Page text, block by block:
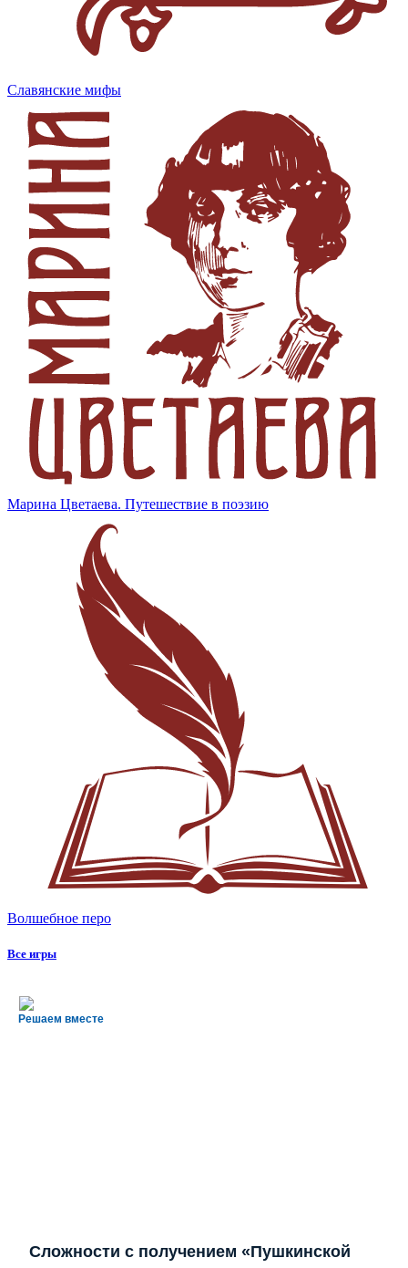
Славянские мифы
Марина Цветаева. Путешествие в поэзию
Волшебное перо
Все игры
Решаем вместе
Сложности с получением «Пушкинской